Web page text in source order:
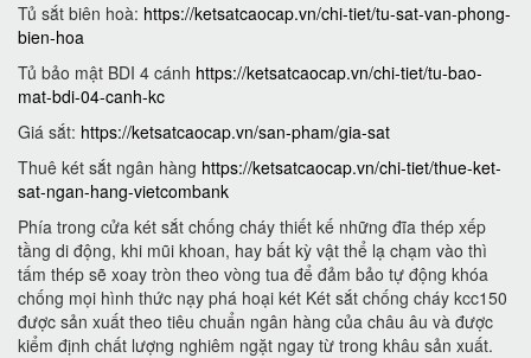
Tủ sắt biên hoà: https://ketsatcaocap.vn/chi-tiet/tu-sat-van-phong-
bien-hoa
Tủ bảo mật BDI 4 cánh https://ketsatcaocap.vn/chi-tiet/tu-bao-
mat-bdi-04-canh-kc
Giá sắt: https://ketsatcaocap.vn/san-pham/gia-sat
Thuê két sắt ngân hàng https://ketsatcaocap.vn/chi-tiet/thue-ket-
sat-ngan-hang-vietcombank
Phía trong cửa két sắt chống cháy thiết kế những đĩa thép xếp
tầng di động, khi mũi khoan, hay bất kỳ vật thể lạ chạm vào thì
tấm thép sẽ xoay tròn theo vòng tua để đảm bảo tự động khóa
chống mọi hình thức nạy phá hoại két Két sắt chống cháy kcc150
được sản xuất theo tiêu chuẩn ngân hàng của châu âu và được
kiểm định chất lượng nghiêm ngặt ngay từ trong khâu sản xuất.